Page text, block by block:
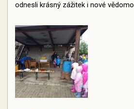
odnesli krásný zážitek i nové